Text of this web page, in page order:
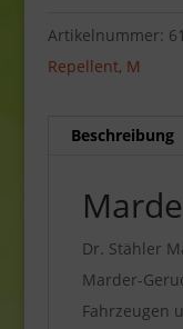
Artikelnummer:
Repellent, M
Beschreibung
Dr. Stähler
Marder-
Fahrzeugen